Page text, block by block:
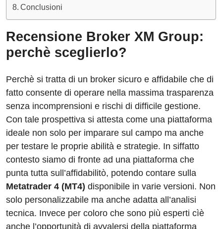
Conclusioni
Recensione Broker XM Group:
perchè sceglierlo?
Perchè si tratta di un broker sicuro e affidabile che di
fatto consente di operare nella massima trasparenza
senza incomprensioni e rischi di difficile gestione.
Con tale prospettiva si attesta come una piattaforma
ideale non solo per imparare sul campo ma anche
per testare le proprie abilità e strategie. In siffatto
contesto siamo di fronte ad una piattaforma che
punta tutta sull’affidabilitò, potendo contare sulla
Metatrader 4 (MT4) disponibile in varie versioni. Non
solo personalizzabile ma anche adatta all’analisi
tecnica. Invece per coloro che sono più esperti cìè
anche l’opportunità di avvalersi della piattaforma